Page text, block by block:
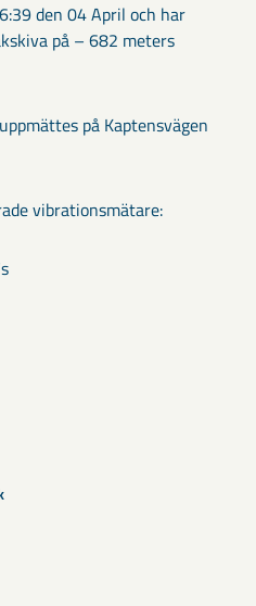
den 04 April och har
på – 682 meters
på Kaptensvägen
vibrationsmätare: